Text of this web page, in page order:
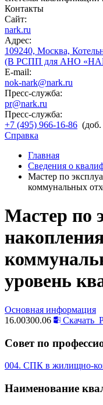
Контакты
Сайт:
nark.ru
Адрес:
109240, Москва,
(В РСПП для АНО
E-mail:
nok-nark@nark.ru
Пресс-служба:
pr@nark.ru
Пресс-служба:
+7 (495) 966-16-86
Справка
Главная
Сведения о
Мастер по
коммунальных
Мастер по
уровень
Основная информация
16.00300.06
Скачать
Совет по
004. СПК в жилищно-
Наименование